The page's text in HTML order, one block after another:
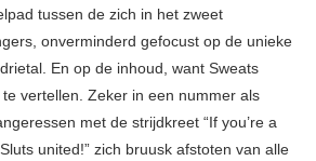
tussen de zich in het zweet
onverminderd gefocust op de unieke
En op de inhoud, want Sweats
vertellen. Zeker in een nummer als
met de strijdkreet “If you’re a
united!” zich bruusk afstoten van alle